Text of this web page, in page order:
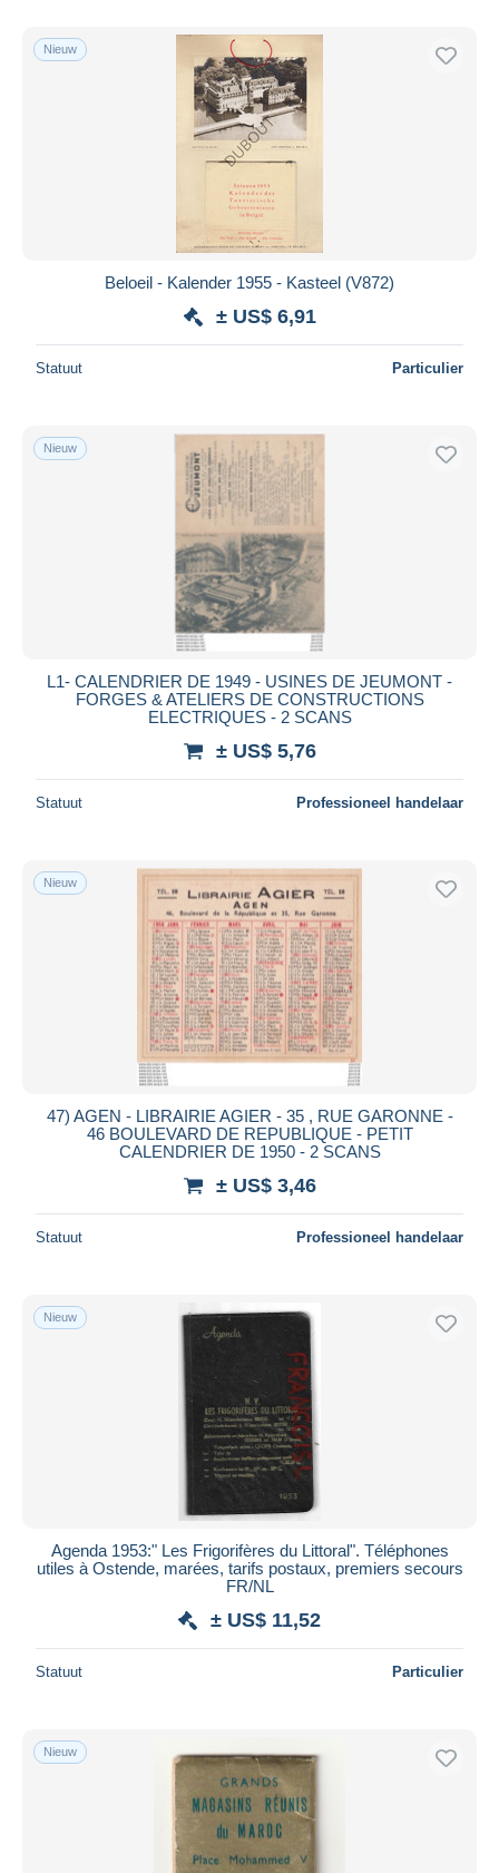
Gratis levering
Bankoverschrijving
Woonplaats van de verkoper
Toepassen
Nieuw
Beloeil - Kalender 1955 - Kasteel (V872)
± US$ 6,91
Statuut Particulier
Nieuw
L1- CALENDRIER DE 1949 - USINES DE JEUMONT -
FORGES & ATELIERS DE CONSTRUCTIONS
ELECTRIQUES - 2 SCANS
± US$ 5,76
Statuut Professioneel handelaar
Nieuw
47) AGEN - LIBRAIRIE AGIER - 35 , RUE GARONNE -
46 BOULEVARD DE REPUBLIQUE - PETIT
CALENDRIER DE 1950 - 2 SCANS
± US$ 3,46
Statuut Professioneel handelaar
Nieuw
Agenda 1953:" Les Frigorifères du Littoral". Téléphones
utiles à Ostende, marées, tarifs postaux, premiers secours
FR/NL
± US$ 11,52
Statuut Particulier
Nieuw